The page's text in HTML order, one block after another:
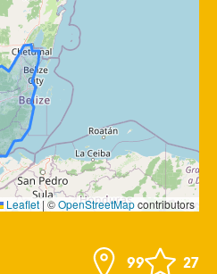
Leaflet | ©OpenStreetMapcontributors
99 27